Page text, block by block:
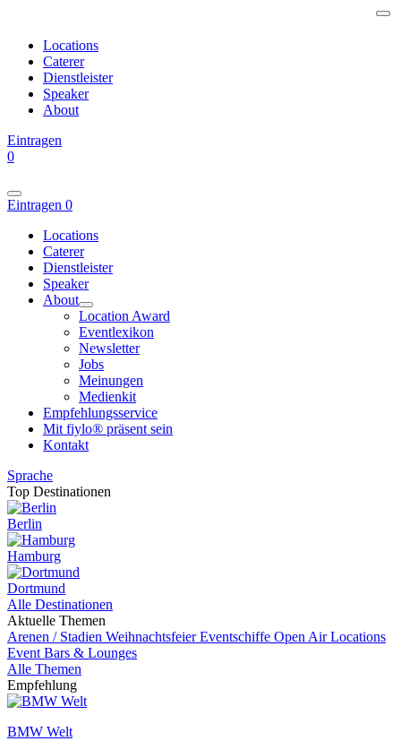
Locations
Caterer
Dienstleister
Speaker
About
Eintragen
0
Eintragen 0
Locations
Caterer
Dienstleister
Speaker
About
Location Award
Eventlexikon
Newsletter
Jobs
Meinungen
Medienkit
Empfehlungsservice
Mit fiylo® präsent sein
Kontakt
Sprache
Top Destinationen
Berlin
Hamburg
Dortmund
Alle Destinationen
Aktuelle Themen
Arenen / Stadien WeihnachtsfeierEventschiffe Open Air Locations
Event Bars & Lounges
Alle Themen
Empfehlung
BMW Welt